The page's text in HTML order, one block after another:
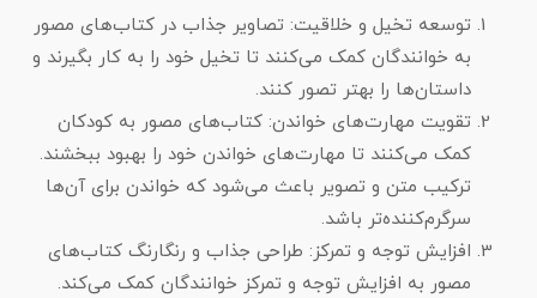
توسعه تخیل و خلاقیت: تصاویر جذاب در کتاب‌های مصور
به خوانندگان کمک می‌کنند تا تخیل خود را به کار بگیرند و
داستان‌ها را بهتر تصور کنند.
تقویت مهارت‌های خواندن: کتاب‌های مصور به کودکان
کمک می‌کنند تا مهارت‌های خواندن خود را بهبود ببخشند.
ترکیب متن و تصویر باعث می‌شود که خواندن برای آن‌ها
سرگرم‌کننده‌تر باشد.
افزایش توجه و تمرکز: طراحی جذاب و رنگارنگ کتاب‌های
مصور به افزایش توجه و تمرکز خوانندگان کمک می‌کند.